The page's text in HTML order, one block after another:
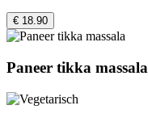
€ 18.90
Paneer tikka massala